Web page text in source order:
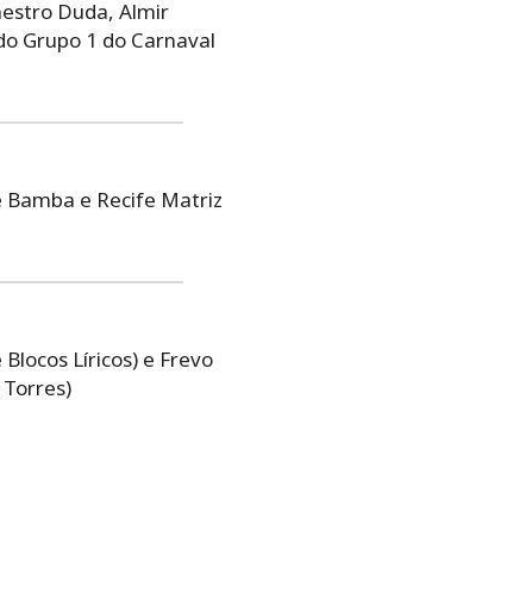
Duda, Almir
Grupo 1 do Carnaval
e Recife Matriz
Líricos) e Frevo